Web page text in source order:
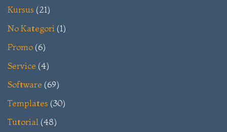
Kursus (21)
No Kategori (1)
Promo(6)
Service (4)
Software (69)
Templates (30)
Tutorial (48)